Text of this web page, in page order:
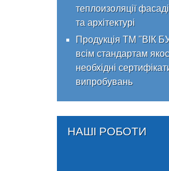
теплоизоляції
та архітектурі
Продукція ТМ "ВІК
всім стандартам
необхідні
випробувань
НАШІ РОБОТИ